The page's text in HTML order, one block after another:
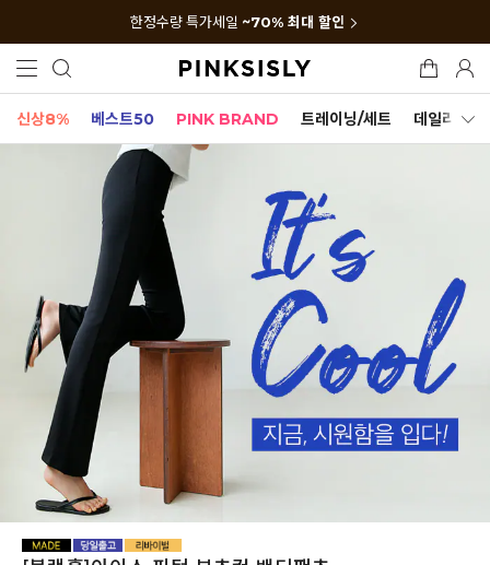
한정수량 특가세일 ~70% 최대 할인
신상8% 베스트50 PINK BRAND 트레이닝/세트 데일리세트